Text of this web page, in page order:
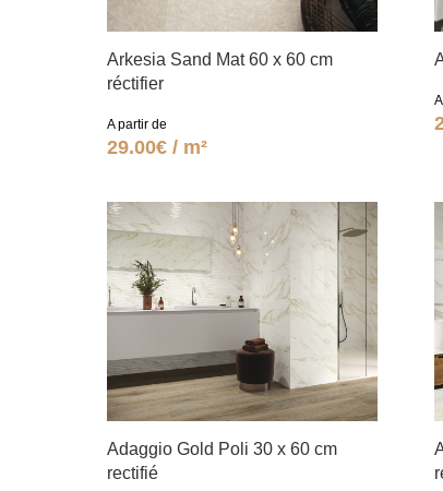
Arkesia Sand Mat 60 x 60 cm
réctifier
A partir de
29.00€ / m²
Adaggio Gold Poli 30 x 60 cm
rectifié